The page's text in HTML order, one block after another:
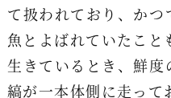
て扱われており、か
魚とよばれていたこと
生きているとき、鮮
縞が一本体側に走って